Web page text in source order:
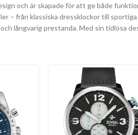
och är skapade för att ge både
från klassiska dressklockor till
långvarig prestanda. Med sin tidlösa